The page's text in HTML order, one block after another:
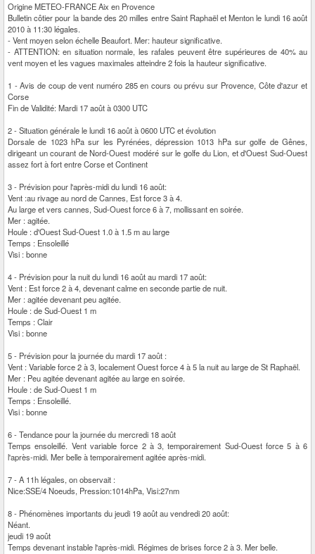
Origine METEO-FRANCE Aix en Provence
Bulletin côtier pour la bande des 20 milles entre Saint Raphaël et Menton le lundi 16 août
2010 à 11:30 légales.
- Vent moyen selon échelle Beaufort. Mer: hauteur significative.
- ATTENTION: en situation normale, les rafales peuvent être supérieures de 40% au
vent moyen et les vagues maximales atteindre 2 fois la hauteur significative.
1 - Avis de coup de vent numéro 285 en cours ou prévu sur Provence, Côte d'azur et
Corse
Fin de Validité: Mardi 17 août à 0300 UTC
2 - Situation générale le lundi 16 août à 0600 UTC et évolution
Dorsale de 1023 hPa sur les Pyrénées, dépression 1013 hPa sur golfe de Gênes,
dirigeant un courant de Nord-Ouest modéré sur le golfe du Lion, et d'Ouest Sud-Ouest
assez fort à fort entre Corse et Continent
3 - Prévision pour l'après-midi du lundi 16 août:
Vent :au rivage au nord de Cannes, Est force 3 à 4.
Au large et vers cannes, Sud-Ouest force 6 à 7, mollissant en soirée.
Mer : agitée.
Houle : d'Ouest Sud-Ouest 1.0 à 1.5 m au large
Temps : Ensoleillé
Visi : bonne
4 - Prévision pour la nuit du lundi 16 août au mardi 17 août:
Vent : Est force 2 à 4, devenant calme en seconde partie de nuit.
Mer : agitée devenant peu agitée.
Houle : de Sud-Ouest 1 m
Temps : Clair
Visi : bonne
5 - Prévision pour la journée du mardi 17 août :
Vent : Variable force 2 à 3, localement Ouest force 4 à 5 la nuit au large de St Raphaël.
Mer : Peu agitée devenant agitée au large en soirée.
Houle : de Sud-Ouest 1 m
Temps : Ensoleillé.
Visi : bonne
6 - Tendance pour la journée du mercredi 18 août
Temps ensoleillé. Vent variable force 2 à 3, temporairement Sud-Ouest force 5 à 6
l'après-midi. Mer belle à temporairement agitée après-midi.
7 - A 11h légales, on observait :
Nice:SSE/4 Noeuds, Pression:1014hPa, Visi:27nm
8 - Phénomènes importants du jeudi 19 août au vendredi 20 août:
Néant.
jeudi 19 août
Temps devenant instable l'après-midi. Régimes de brises force 2 à 3. Mer belle.